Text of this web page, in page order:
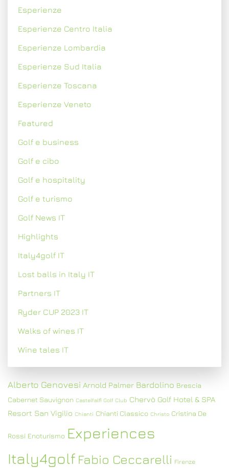
Esperienze
Esperienze Centro Italia
Esperienze Lombardia
Esperienze Sud Italia
Esperienze Toscana
Esperienze Veneto
Featured
Golf e business
Golf e cibo
Golf e hospitality
Golf e turismo
Golf News IT
Highlights
Italy4golf IT
Lost balls in Italy IT
Partners IT
Ryder CUP 2023 IT
Walks of wines IT
Wine tales IT
Alberto Genovesi Arnold Palmer Bardolino Brescia
Cabernet Sauvignon Castelfalfi Golf Club Chervò Golf Hotel & SPA
Resort San Vigilio Chianti Chianti Classico Christo Cristina De
Rossi Enoturismo Experiences
Italy4golf Fabio Ceccarelli Firenze